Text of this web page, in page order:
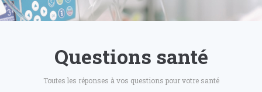
Questions santé
Toutes les réponses à vos questions pour votre santé